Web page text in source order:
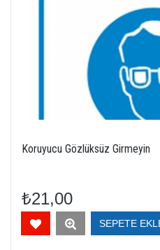
Koruyucu Gözlüksüz Girmeyin
₺21,00
SEPETE